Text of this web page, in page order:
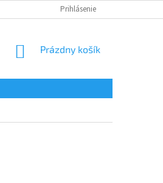
Prihlásenie
NÁKUPNÝ
Prázdny košík